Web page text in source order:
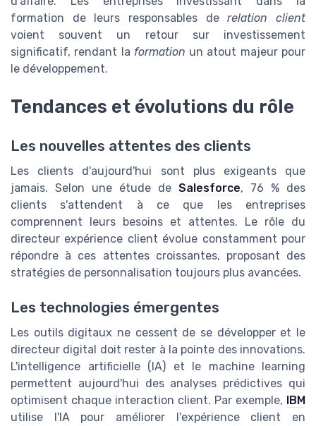
formation de leurs responsables derelation client
voient souvent un retour sur investissement
significatif, rendant la formation un atout majeur pour
le développement.
Tendances et évolutions du rôle
Les nouvelles attentes des clients
Les clients d'aujourd'hui sont plus exigeants que
jamais. Selon une étude de Salesforce, 76 % des
clients s'attendent à ce que les entreprises
comprennent leurs besoins et attentes. Le rôle du
directeur expérience client évolue constamment pour
répondre à ces attentes croissantes, proposant des
stratégies de personnalisation toujours plus avancées.
Les technologies émergentes
Les outils digitaux ne cessent de se développer et le
directeur digital doit rester à la pointe des innovations.
L'intelligence artificielle (IA) et le machine learning
permettent aujourd'hui des analyses prédictives qui
optimisent chaque interaction client. Par exemple, IBM
utilise l'IA pour améliorer l'expérience client en